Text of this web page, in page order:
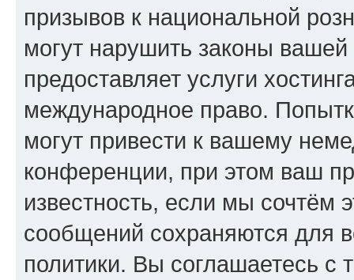
призывов к национальной
могут нарушить законы
предоставляет услуги
международное право.
могут привести к вашему
конференции, при этом ваш
известность, если мы сочтём
сообщений сохраняются для
политики. Вы соглашаетесь